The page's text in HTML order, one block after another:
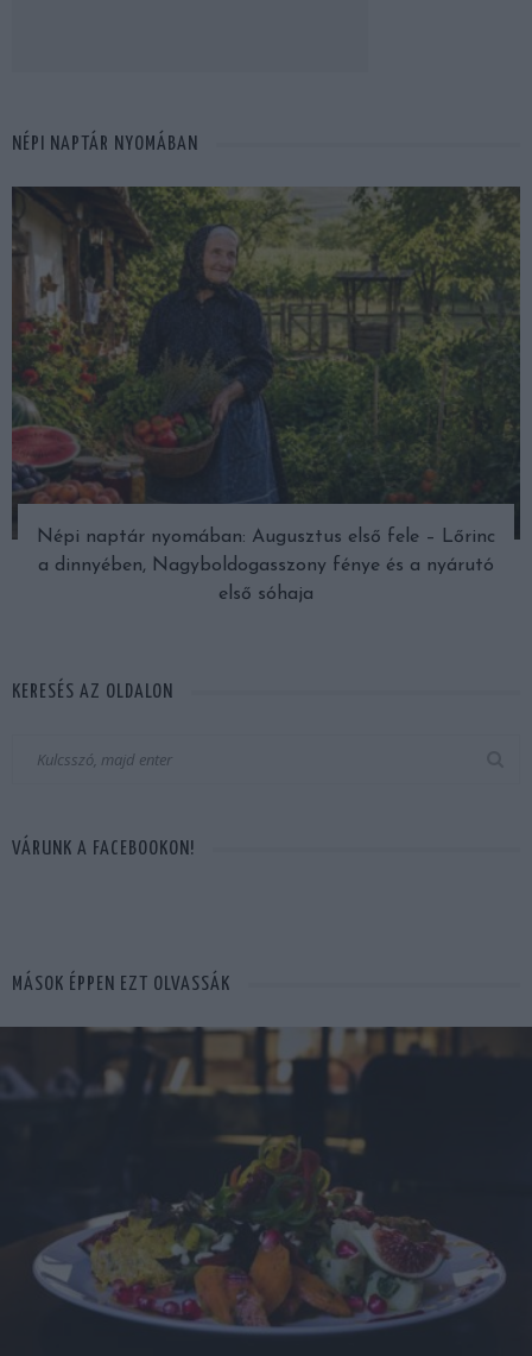
NÉPI NAPTÁR NYOMÁBAN
Népi naptár nyomában: Augusztus első fele – Lőrinc
a dinnyében, Nagyboldogasszony fénye és a nyárutó
első sóhaja
KERESÉS AZ OLDALON
VÁRUNK A FACEBOOKON!
MÁSOK ÉPPEN EZT OLVASSÁK